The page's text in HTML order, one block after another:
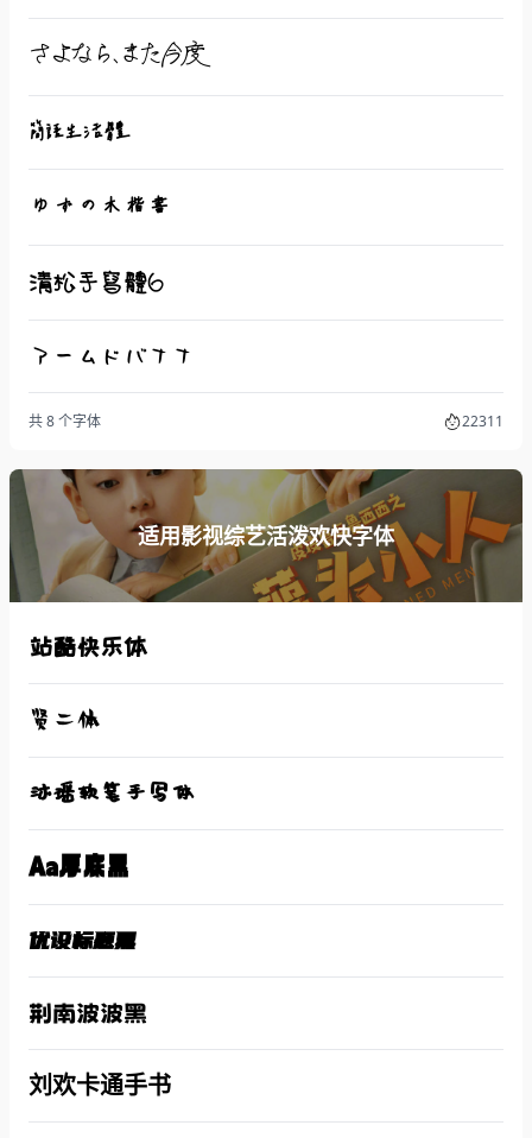
さよなら、また今度
簡語生活體
ゆずの木楷書
清松手寫體6
アームドバナナ
共 8 个字体 22311
适用影视综艺活泼欢快字体
站酷快乐体
贤二体
沐瑶软笔手写体
Aa厚底黑
优设标题黑
荆南波波黑
刘欢卡通手书